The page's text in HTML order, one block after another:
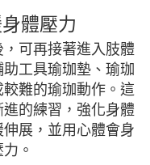
體壓力
可再接著進入肢體
工具瑜珈墊、瑜珈
難的瑜珈動作。這
的練習，強化身體
展，並用心體會身
。